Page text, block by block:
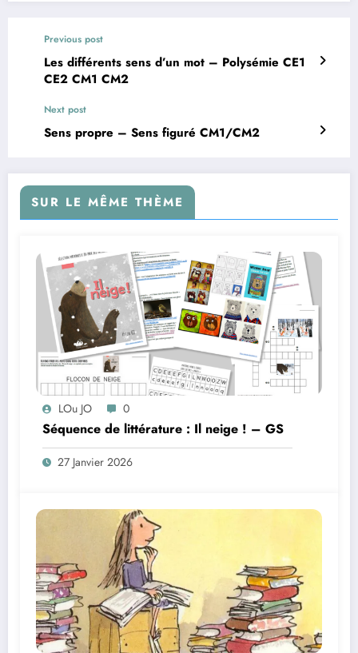
Previous post
Les différents sens d’un mot – Polysémie CE1
CE2 CM1 CM2
Next post
Sens propre – Sens figuré CM1/CM2
SUR LE MÊME THÈME
LOu JO 0
Séquence de littérature : Il neige ! – GS
27 Janvier 2026